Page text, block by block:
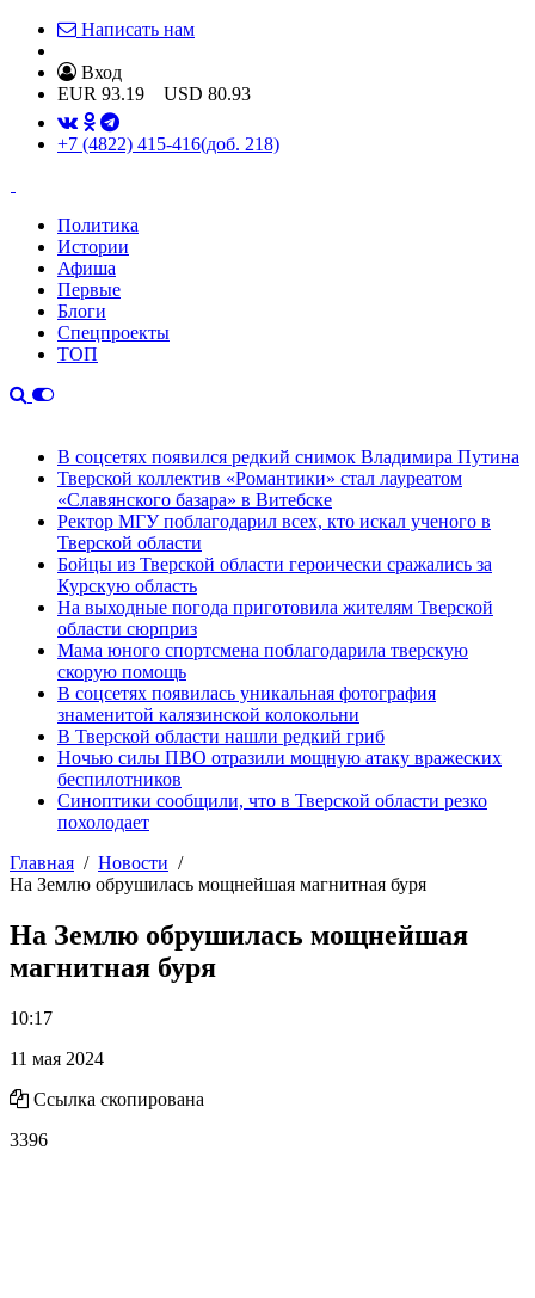
Написать нам
Вход
EUR 93.19 USD 80.93
+7 (4822) 415-416(доб. 218)
Политика
Истории
Афиша
Первые
Блоги
Спецпроекты
ТОП
В соцсетях появился редкий снимок Владимира Путина
Тверской коллектив «Романтики» стал лауреатом
«Славянского базара» в Витебске
Ректор МГУ поблагодарил всех, кто искал ученого в
Тверской области
Бойцы из Тверской области героически сражались за
Курскую область
На выходные погода приготовила жителям Тверской
области сюрприз
Мама юного спортсмена поблагодарила тверскую
скорую помощь
В соцсетях появилась уникальная фотография
знаменитой калязинской колокольни
В Тверской области нашли редкий гриб
Ночью силы ПВО отразили мощную атаку вражеских
беспилотников
Синоптики сообщили, что в Тверской области резко
похолодает
Главная
Новости
На Землю обрушилась мощнейшая магнитная буря
На Землю обрушилась мощнейшая
магнитная буря
10:17
11 мая 2024
Ссылка скопирована
3396